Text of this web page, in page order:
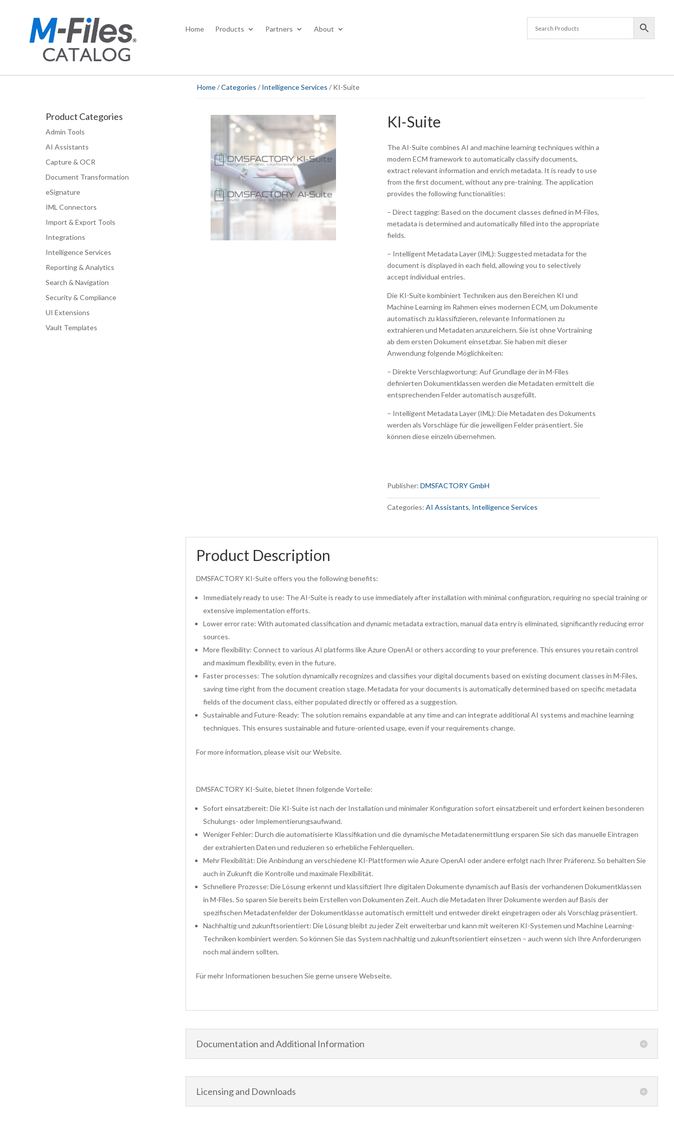
Home Products Partners About
Product Categories
Admin Tools
AI Assistants
Capture & OCR
Document Transformation
eSignature
IML Connectors
Import & Export Tools
Integrations
Intelligence Services
Reporting & Analytics
Search & Navigation
Security & Compliance
UI Extensions
Vault Templates
Home/Categories / Intelligence Services / KI-Suite
KI-Suite
The AI-Suite combines AI and machine learning techniques within a
modern ECM framework to automatically classify documents,
extract relevant information and enrich metadata. It is ready to use
from the first document, without any pre-training. The application
provides the following functionalities:
– Direct tagging: Based on the document classes defined in M-Files,
metadata is determined and automatically filled into the appropriate
fields.
– Intelligent Metadata Layer (IML): Suggested metadata for the
document is displayed in each field, allowing you to selectively
accept individual entries.
Die KI-Suite kombiniert Techniken aus den Bereichen KI und
Machine Learning im Rahmen eines modernen ECM, um Dokumente
automatisch zu klassifizieren, relevante Informationen zu
extrahieren und Metadaten anzureichern. Sie ist ohne Vortraining
ab dem ersten Dokument einsetzbar. Sie haben mit dieser
Anwendung folgende Möglichkeiten:
– Direkte Verschlagwortung: Auf Grundlage der in M-Files
definierten Dokumentklassen werden die Metadaten ermittelt die
entsprechenden Felder automatisch ausgefüllt.
– Intelligent Metadata Layer (IML): Die Metadaten des Dokuments
werden als Vorschläge für die jeweiligen Felder präsentiert. Sie
können diese einzeln übernehmen.
Publisher:DMSFACTORY GmbH
Categories:AI Assistants, Intelligence Services
Product Description
DMSFACTORY KI-Suite offers you the following benefits:
Immediately ready to use: The AI-Suite is ready to use immediately after installation with minimal configuration, requiring no special training or
extensive implementation efforts.
Lower error rate: With automated classification and dynamic metadata extraction, manual data entry is eliminated, significantly reducing error
sources.
More flexibility: Connect to various AI platforms like Azure OpenAI or others according to your preference. This ensures you retain control
and maximum flexibility, even in the future.
Faster processes: The solution dynamically recognizes and classifies your digital documents based on existing document classes in M-Files,
saving time right from the document creation stage. Metadata for your documents is automatically determined based on specific metadata
fields of the document class, either populated directly or offered as a suggestion.
Sustainable and Future-Ready: The solution remains expandable at any time and can integrate additional AI systems and machine learning
techniques. This ensures sustainable and future-oriented usage, even if your requirements change.
For more information, please visit our Website.
DMSFACTORY KI-Suite, bietet Ihnen folgende Vorteile:
Sofort einsatzbereit: Die KI-Suite ist nach der Installation und minimaler Konfiguration sofort einsatzbereit und erfordert keinen besonderen
Schulungs- oder Implementierungsaufwand.
Weniger Fehler: Durch die automatisierte Klassifikation und die dynamische Metadatenermittlung ersparen Sie sich das manuelle Eintragen
der extrahierten Daten und reduzieren so erhebliche Fehlerquellen.
Mehr Flexibilität: Die Anbindung an verschiedene KI-Plattformen wie Azure OpenAI oder andere erfolgt nach Ihrer Präferenz. So behalten Sie
auch in Zukunft die Kontrolle und maximale Flexibilität.
Schnellere Prozesse: Die Lösung erkennt und klassifiziert Ihre digitalen Dokumente dynamisch auf Basis der vorhandenen Dokumentklassen
in M-Files. So sparen Sie bereits beim Erstellen von Dokumenten Zeit. Auch die Metadaten Ihrer Dokumente werden auf Basis der
spezifischen Metadatenfelder der Dokumentklasse automatisch ermittelt und entweder direkt eingetragen oder als Vorschlag präsentiert.
Nachhaltig und zukunftsorientiert: Die Lösung bleibt zu jeder Zeit erweiterbar und kann mit weiteren KI-Systemen und Machine Learning-
Techniken kombiniert werden. So können Sie das System nachhaltig und zukunftsorientiert einsetzen – auch wenn sich Ihre Anforderungen
noch mal ändern sollten.
Für mehr Informationen besuchen Sie gerne unsere Webseite.
Documentation and Additional Information
Licensing and Downloads